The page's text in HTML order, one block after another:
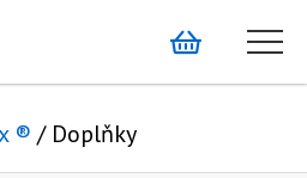
® / Doplňky